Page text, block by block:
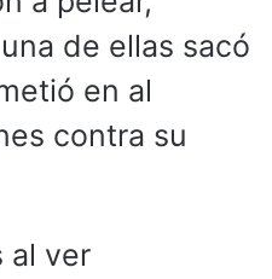
de ellas sacó
en al
contra su
al ver